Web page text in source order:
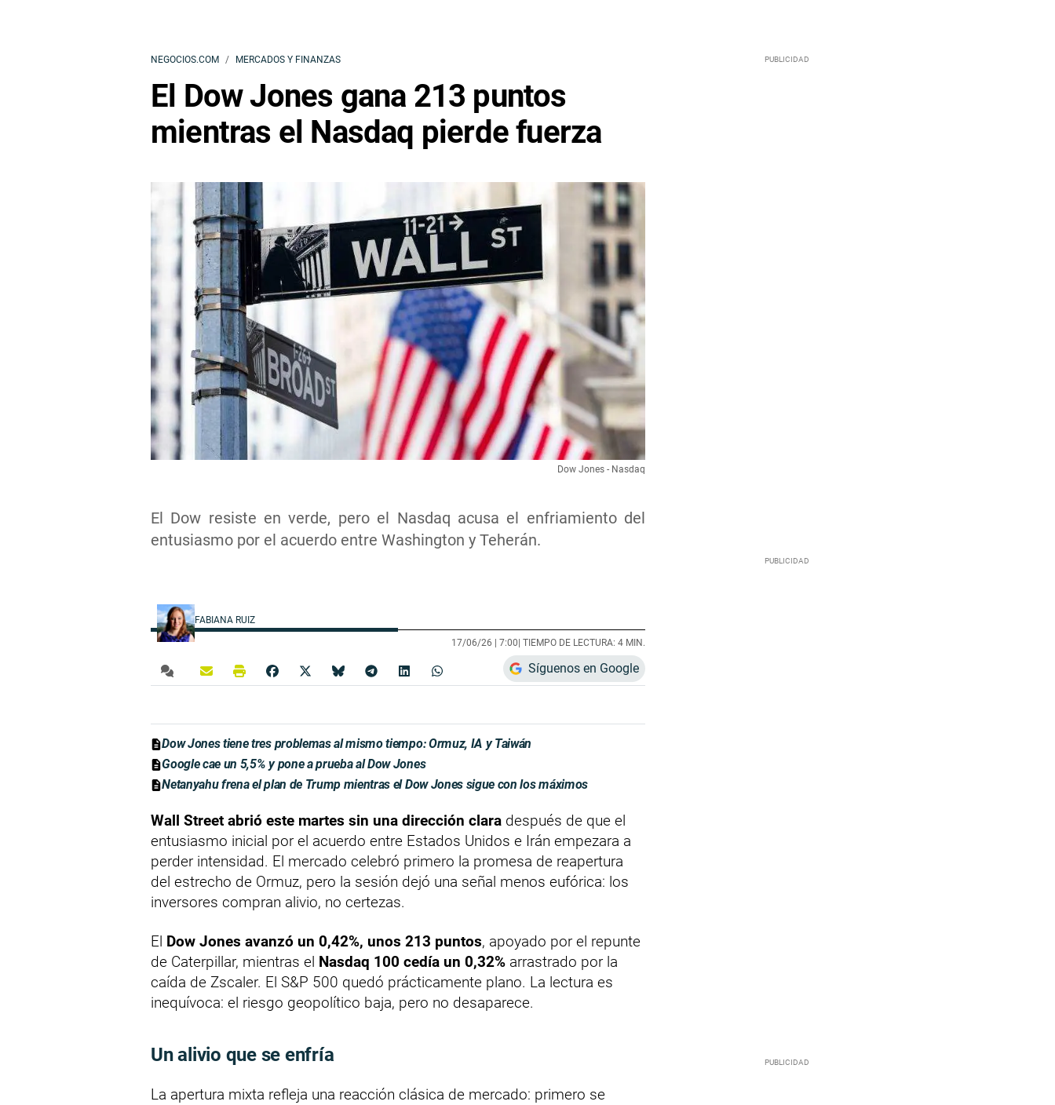
NEGOCIOS.COM MERCADOS Y FINANZAS
El Dow Jones gana 213 puntos
mientras el Nasdaq pierde fuerza
El Dow resiste en verde, pero el Nasdaq acusa el enfriamiento del
entusiasmo por el acuerdo entre Washington y Teherán.
Dow Jones - Nasdaq
FABIANA RUIZ
17/06/26 | 7:00 | TIEMPO DE LECTURA: 4 MIN.
Síguenos en Google
Dow Jones tiene tres problemas al mismo tiempo: Ormuz, IA y Taiwán
Google cae un 5,5% y pone a prueba al Dow Jones
Netanyahu frena el plan de Trump mientras el Dow Jones sigue con los máximos
Wall Street abrió este martes sin una dirección clara después de que el
entusiasmo inicial por el acuerdo entre Estados Unidos e Irán empezara a
perder intensidad. El mercado celebró primero la promesa de reapertura
del estrecho de Ormuz, pero la sesión dejó una señal menos eufórica: los
inversores compran alivio, no certezas.
El Dow Jones avanzó un 0,42%, unos 213 puntos, apoyado por el repunte
de Caterpillar, mientras el Nasdaq 100 cedía un 0,32% arrastrado por la
caída de Zscaler. El S&P 500 quedó prácticamente plano. La lectura es
inequívoca: el riesgo geopolítico baja, pero no desaparece.
Un alivio que se enfría
La apertura mixta refleja una reacción clásica de mercado: primero se